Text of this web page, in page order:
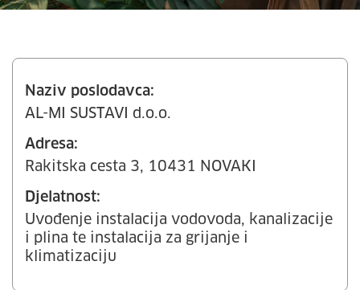
Naziv poslodavca:
AL-MI SUSTAVI d.o.o.
Adresa:
Rakitska cesta 3, 10431 NOVAKI
Djelatnost:
Uvođenje instalacija vodovoda, kanalizacije
i plina te instalacija za grijanje i
klimatizaciju